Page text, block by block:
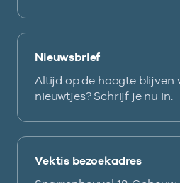
Nieuwsbrief
Altijd op de hoogte blijven
nieuwtjes? Schrijf je nu in.
Vektis bezoekadres